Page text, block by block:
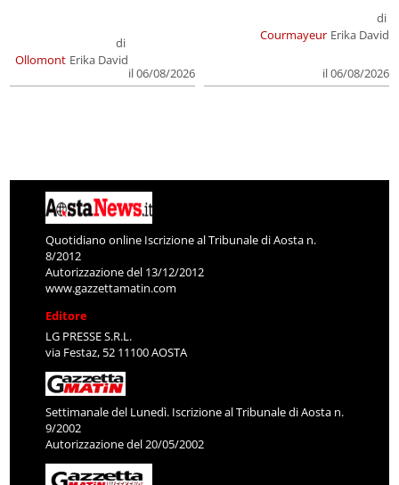
Ollomont
di
Erika David
il 06/08/2026
Courmayeur
di
Erika David
il 06/08/2026
Quotidiano online Iscrizione al Tribunale di Aosta n.
8/2012
Autorizzazione del 13/12/2012
www.gazzettamatin.com
Editore
LG PRESSE S.R.L.
via Festaz, 52 11100 AOSTA
Settimanale del Lunedì. Iscrizione al Tribunale di Aosta n.
9/2002
Autorizzazione del 20/05/2002